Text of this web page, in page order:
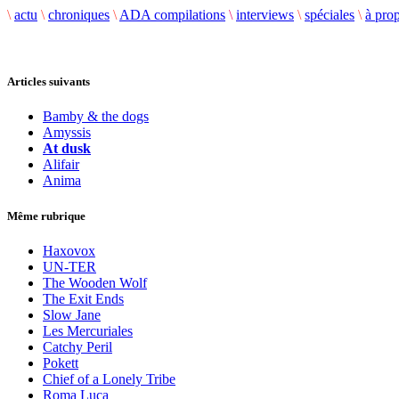
\ actu \ chroniques \ ADA compilations \ interviews \ spéciales \ à
Articles suivants
Bamby & the dogs
Amyssis
At dusk
Alifair
Anima
Même rubrique
Haxovox
UN-TER
The Wooden Wolf
The Exit Ends
Slow Jane
Les Mercuriales
Catchy Peril
Pokett
Chief of a Lonely Tribe
Roma Luca